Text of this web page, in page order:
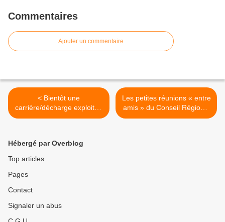
Commentaires
Ajouter un commentaire
< Bientôt une
carrière/décharge exploitée
à l'explosif au bord de
Les petites réunions « entre
amis » du Conseil Régional
IDF avec les industriels
Hébergé par Overblog
Top articles
Pages
Contact
Signaler un abus